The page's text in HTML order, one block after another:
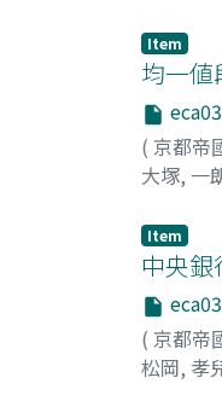
Item
均一値
( 京都帝
大塚, 一
Item
中央銀
( 京都帝
松岡, 孝